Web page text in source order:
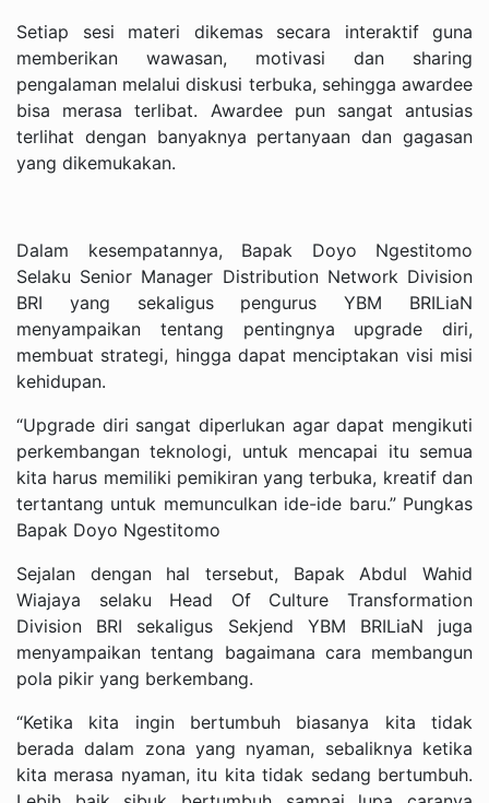
Setiap sesi materi dikemas secara interaktif guna
memberikan wawasan, motivasi dan sharing
pengalaman melalui diskusi terbuka, sehingga awardee
bisa merasa terlibat. Awardee pun sangat antusias
terlihat dengan banyaknya pertanyaan dan gagasan
yang dikemukakan.
Dalam kesempatannya, Bapak Doyo Ngestitomo
Selaku Senior Manager Distribution Network Division
BRI yang sekaligus pengurus YBM BRILiaN
menyampaikan tentang pentingnya upgrade diri,
membuat strategi, hingga dapat menciptakan visi misi
kehidupan.
“Upgrade diri sangat diperlukan agar dapat mengikuti
perkembangan teknologi, untuk mencapai itu semua
kita harus memiliki pemikiran yang terbuka, kreatif dan
tertantang untuk memunculkan ide-ide baru.” Pungkas
Bapak Doyo Ngestitomo
Sejalan dengan hal tersebut, Bapak Abdul Wahid
Wiajaya selaku Head Of Culture Transformation
Division BRI sekaligus Sekjend YBM BRILiaN juga
menyampaikan tentang bagaimana cara membangun
pola pikir yang berkembang.
“Ketika kita ingin bertumbuh biasanya kita tidak
berada dalam zona yang nyaman, sebaliknya ketika
kita merasa nyaman, itu kita tidak sedang bertumbuh.